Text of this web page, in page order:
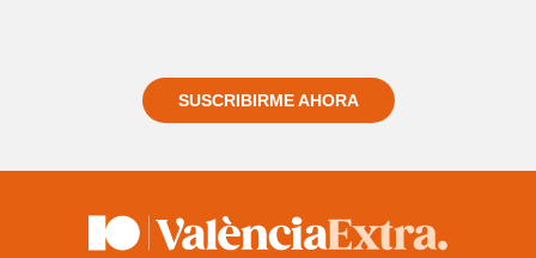
SUSCRIBIRME AHORA